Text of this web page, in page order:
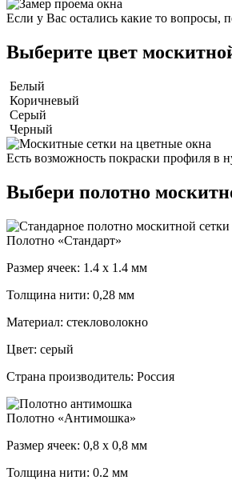
Если у Вас остались какие то
Выберите цвет
Белый
Коричневый
Серый
Черный
Есть возможность покраски профиля в
Выбери полотно
Полотно «Стандарт»
Размер ячеек: 1.4 x 1.4 мм
Толщина нити: 0,28 мм
Материал: стекловолокно
Цвет: серый
Страна производитель: Россия
Полотно «Антимошка»
Размер ячеек: 0,8 x 0,8 мм
Толщина нити: 0.2 мм